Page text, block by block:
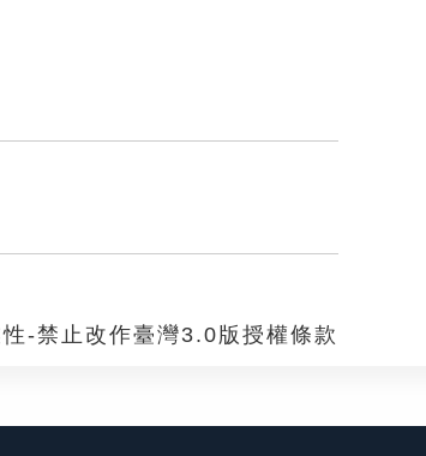
-禁止改作臺灣3.0版授權條款